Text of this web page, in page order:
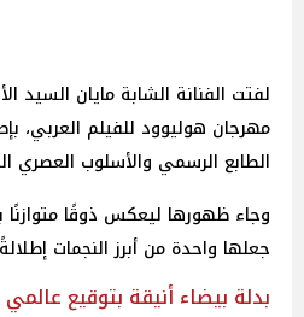
لفتت الفنانة الشابة مايان السيد
مهرجان هوليوود للفيلم العربي،
الطابع الرسمي والأسلوب العصري
وجاء ظهورها ليعكس ذوقًا متوازنًا
جعلها واحدة من أبرز النجمات
بدلة بيضاء أنيقة بتوقيع عالمي